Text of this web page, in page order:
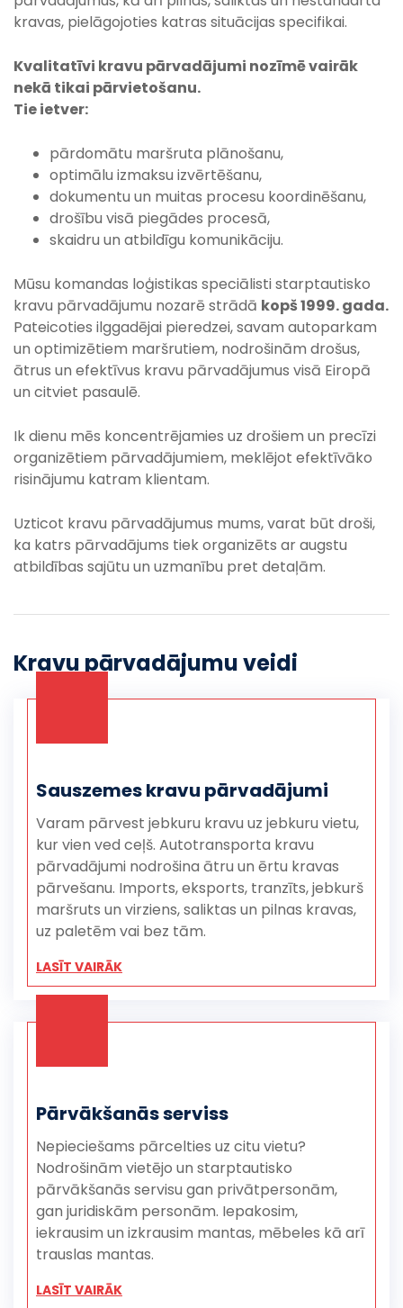
kravas, pielāgojoties katras situācijas specifikai.
Kvalitatīvi kravu pārvadājumi nozīmē vairāk
nekā tikai pārvietošanu.
Tie ietver:
pārdomātu maršruta plānošanu,
optimālu izmaksu izvērtēšanu,
dokumentu un muitas procesu koordinēšanu,
drošību visā piegādes procesā,
skaidru un atbildīgu komunikāciju.
Mūsu komandas loģistikas speciālisti starptautisko
kravu pārvadājumu nozarē strādā kopš 1999. gada.
Pateicoties ilggadējai pieredzei, savam autoparkam
un optimizētiem maršrutiem, nodrošinām drošus,
ātrus un efektīvus kravu pārvadājumus visā Eiropā
un citviet pasaulē.
Ik dienu mēs koncentrējamies uz drošiem un precīzi
organizētiem pārvadājumiem, meklējot efektīvāko
risinājumu katram klientam.
Uzticot kravu pārvadājumus mums, varat būt droši,
ka katrs pārvadājums tiek organizēts ar augstu
atbildības sajūtu un uzmanību pret detaļām.
Kravu pārvadājumu veidi
Sauszemes kravu pārvadājumi
Varam pārvest jebkuru kravu uz jebkuru vietu,
kur vien ved ceļš. Autotransporta kravu
pārvadājumi nodrošina ātru un ērtu kravas
pārvešanu. Imports, eksports, tranzīts, jebkurš
maršruts un virziens, saliktas un pilnas kravas,
uz paletēm vai bez tām.
LASĪT VAIRĀK
Pārvākšanās serviss
Nepieciešams pārcelties uz citu vietu?
Nodrošinām vietējo un starptautisko
pārvākšanās servisu gan privātpersonām,
gan juridiskām personām. Iepakosim,
iekrausim un izkrausim mantas, mēbeles kā arī
trauslas mantas.
LASĪT VAIRĀK